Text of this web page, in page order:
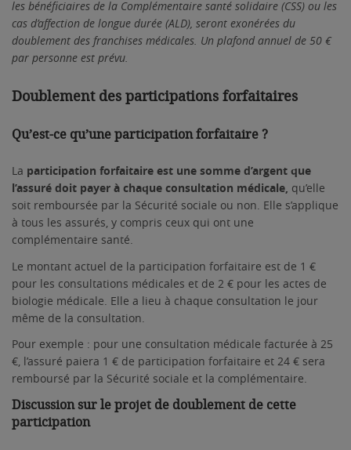
les bénéficiaires de la Complémentaire santé solidaire (CSS) ou les
cas d’affection de longue durée (ALD), seront exonérées du
doublement des franchises médicales. Un plafond annuel de 50 €
par personne est prévu.
Doublement des participations forfaitaires
Qu’est-ce qu’une participation forfaitaire ?
La participation forfaitaire est une somme d’argent que
l’assuré doit payer à chaque consultation médicale, qu’elle
soit remboursée par la Sécurité sociale ou non. Elle s’applique
à tous les assurés, y compris ceux qui ont une
complémentaire santé.
Le montant actuel de la participation forfaitaire est de 1 €
pour les consultations médicales et de 2 € pour les actes de
biologie médicale. Elle a lieu à chaque consultation le jour
même de la consultation.
Pour exemple : pour une consultation médicale facturée à 25
€, l’assuré paiera 1 € de participation forfaitaire et 24 € sera
remboursé par la Sécurité sociale et la complémentaire.
Discussion sur le projet de doublement de cette
participation